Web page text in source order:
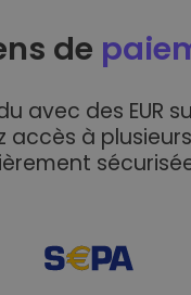
de
avec des EUR
accès à